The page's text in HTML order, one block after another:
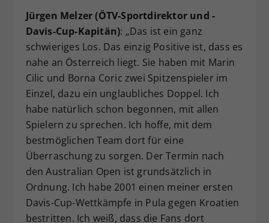
Jürgen Melzer (ÖTV-Sportdirektor und -
Davis-Cup-Kapitän): „Das ist ein ganz
schwieriges Los. Das einzig Positive ist, dass es
nahe an Österreich liegt. Sie haben mit Marin
Cilic und Borna Coric zwei Spitzenspieler im
Einzel, dazu ein unglaubliches Doppel. Ich
habe natürlich schon begonnen, mit allen
Spielern zu sprechen. Ich hoffe, mit dem
bestmöglichen Team dort für eine
Überraschung zu sorgen. Der Termin nach
den Australian Open ist grundsätzlich in
Ordnung. Ich habe 2001 einen meiner ersten
Davis-Cup-Wettkämpfe in Pula gegen Kroatien
bestritten. Ich weiß, dass die Fans dort